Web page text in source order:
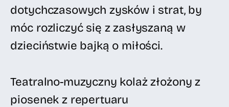
dotychczasowych zysków i strat, by
móc rozliczyć się z zasłyszaną w
dzieciństwie bajką o miłości.
Teatralno-muzyczny kolaż złożony z
piosenek z repertuaru